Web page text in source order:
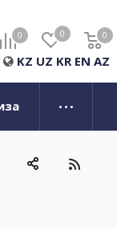
0 0 0
0
KZ UZ KR EN AZ